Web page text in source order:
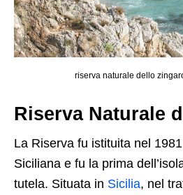
riserva naturale dello
Riserva Naturale
La Riserva fu istituita nel
Siciliana e fu la prima
tutela. Situata in Sicilia, nel